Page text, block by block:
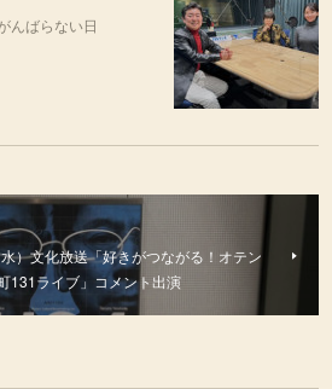
んばらない日
）文化放送「好きがつながる！オテン
131ライブ」コメント出演